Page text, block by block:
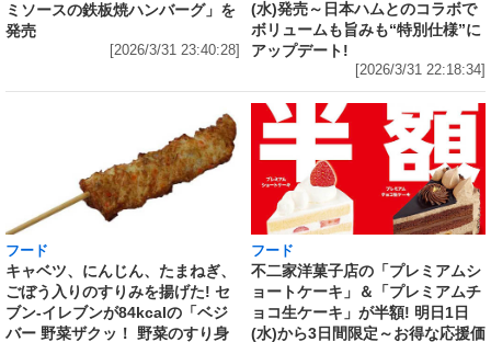
ミソースの鉄板焼ハンバーグ」を
発売
[2026/3/31 23:40:28]
(水)発売～日本ハムとのコラボで
ボリュームも旨みも“特別仕様”に
アップデート!
[2026/3/31 22:18:34]
フード
キャベツ、にんじん、たまねぎ、
ごぼう入りのすりみを揚げた! セ
ブン‐イレブンが84kcalの「ベジ
バー 野菜ザクッ！ 野菜のすり身
フード
不二家洋菓子店の「プレミアムシ
ョートケーキ」＆「プレミアムチ
ョコ生ケーキ」が半額! 明日1日
(水)から3日間限定～お得な応援価